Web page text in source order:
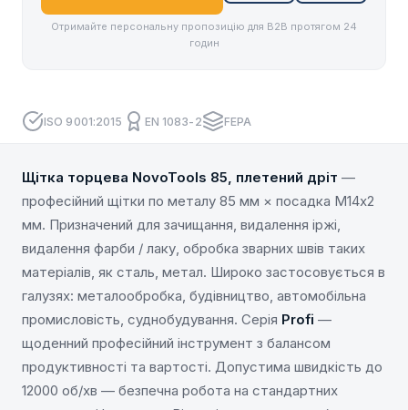
Отримайте персональну пропозицію для B2B протягом 24
годин
ISO 9001:2015 EN 1083-2 FEPA
Щітка торцева NovoTools 85, плетений дріт —
професійний щітки по металу 85 мм × посадка M14х2
мм. Призначений для зачищання, видалення іржі,
видалення фарби / лаку, обробка зварних швів таких
матеріалів, як сталь, метал. Широко застосовується в
галузях: металообробка, будівництво, автомобільна
промисловість, суднобудування. Серія Profi —
щоденний професійний інструмент з балансом
продуктивності та вартості. Допустима швидкість до
12000 об/хв — безпечна робота на стандартних